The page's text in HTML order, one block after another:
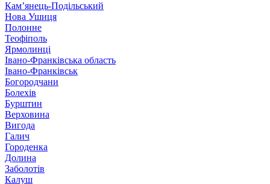
Кам’янець-Подільський
Нова Ушиця
Полонне
Теофіполь
Ярмолинці
Івано-Франківська область
Івано-Франківськ
Богородчани
Болехів
Бурштин
Верховина
Вигода
Галич
Городенка
Долина
Заболотів
Калуш